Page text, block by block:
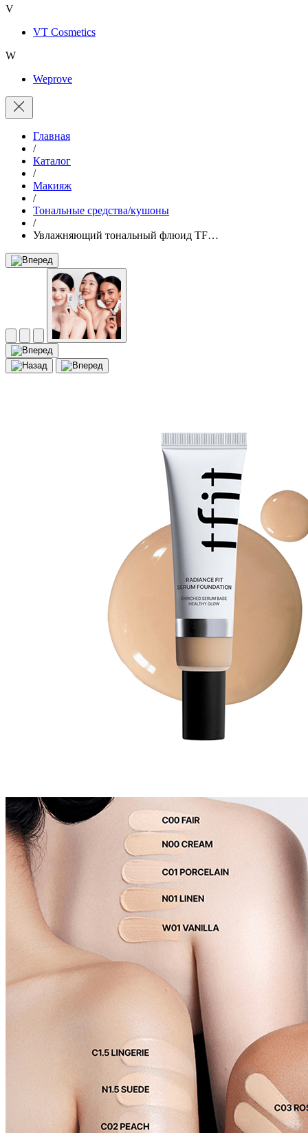
V
VT Cosmetics
W
Weprove
Главная
/
Каталог
/
Макияж
/
Тональные средства/кушоны
/
Увлажняющий тональный флюид TF…